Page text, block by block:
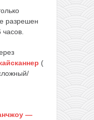
разрешен
(
—